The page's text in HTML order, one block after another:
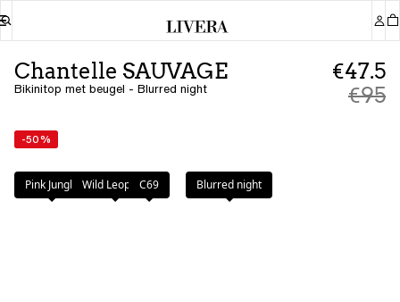
Chantelle SAUVAGE
Bikinitop met beugel - Blurred night
€47.5
€95
-50%
Kleur: Blurred night
Pink Jungle Wild LeopardC69 Blurred night